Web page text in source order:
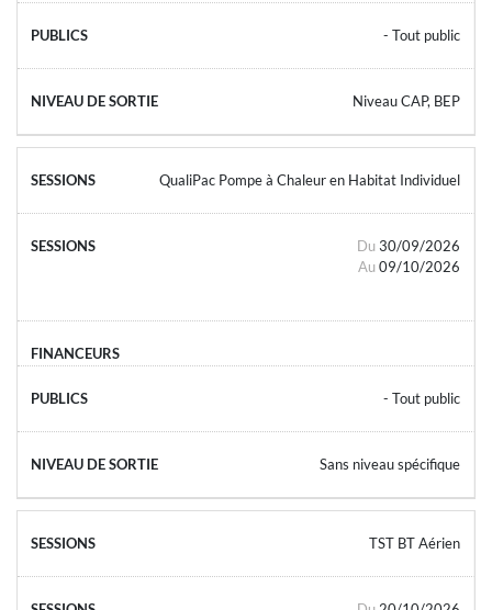
- Tout public
Niveau CAP, BEP
QualiPac Pompe à Chaleur en Habitat Individuel
Du 30/09/2026
Au 09/10/2026
- Tout public
Sans niveau spécifique
TST BT Aérien